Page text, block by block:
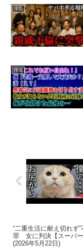
浮気
浮気
“二重生活に耐え切れず
罪 女に判決【スーパー
(2026年5月22日)